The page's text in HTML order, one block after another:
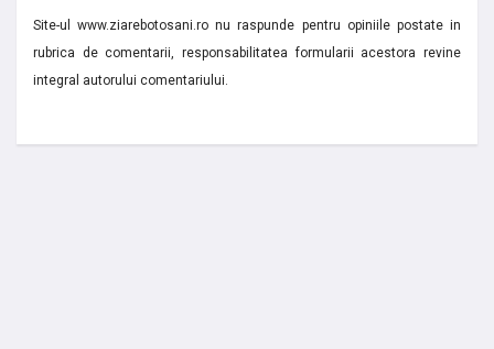
Site-ul www.ziarebotosani.ro nu raspunde pentru opiniile postate in
rubrica de comentarii, responsabilitatea formularii acestora revine
integral autorului comentariului.